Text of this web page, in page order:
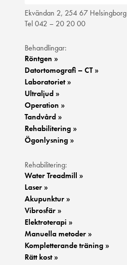
Ekvändan 2, 254 67 Helsingborg
Tel 042 – 20 20 00
Behandlingar:
Röntgen »
Datortomografi – CT »
Laboratoriet »
Ultraljud »
Operation »
Tandvård »
Rehabilitering »
Ögonlysning »
Rehabilitering:
Water Treadmill »
Laser »
Akupunktur »
Vibrosfär »
Elektroterapi »
Manuella metoder »
Kompletterande träning »
Rätt kost »